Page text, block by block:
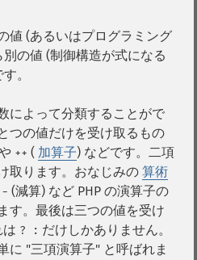
値 (あるいはプログラミング
の値 (制御構造が式になる
。
によって分類することがで
つの値だけを受け取るもの
++ ( 加算子) などです。二項
取ります。おなじみの 算術
- (減算) など PHP の演算子の
す。最後は三つの値を受け
は ? : だけしかありません。
に "三項演算子" と呼ばれま